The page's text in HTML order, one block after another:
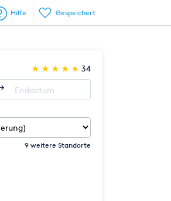
Gespeichert
Hilfe
(*)
★
★
(*) ★
★
(*) ★
★
(*) ★
★
(*) ★
★ 34
9 weitere Standorte